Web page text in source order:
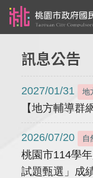
訊息公告
2027/01/31 地
【地方輔導群
2026/07/20 自
桃園市114學
試題甄選」成